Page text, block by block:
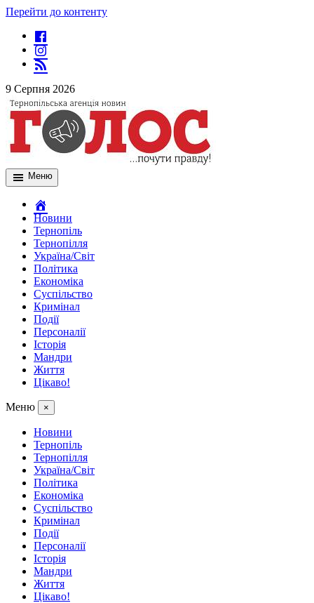
Перейти до контенту
9 Серпня 2026
Меню
Новини
Тернопіль
Тернопілля
Україна/Світ
Політика
Економіка
Суспільство
Кримінал
Події
Персоналії
Історія
Мандри
Життя
Цікаво!
Меню ×
Новини
Тернопіль
Тернопілля
Україна/Світ
Політика
Економіка
Суспільство
Кримінал
Події
Персоналії
Історія
Мандри
Життя
Цікаво!